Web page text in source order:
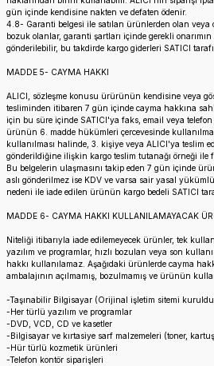
gün içinde kendisine nakten ve defaten ödenir.
4.8- Garanti belgesi ile satılan ürünlerden olan veya
bozuk olanlar, garanti şartları içinde gerekli onarımın
gönderilebilir, bu takdirde kargo giderleri SATICI
MADDE 5- CAYMA HAKKI
ALICI, sözleşme konusu ürürünün kendisine veya
tesliminden itibaren 7 gün içinde cayma hakkına
için bu süre içinde SATICI'ya faks, email veya
ürünün 6. madde hükümleri çercevesinde
kullanılması halinde, 3. kişiye veya ALICI'ya teslim
gönderildiğine ilişkin kargo teslim tutanağı örneği ile
Bu belgelerin ulaşmasını takip eden 7 gün içinde
aslı gönderilmez ise KDV ve varsa sair yasal
nedeni ile iade edilen ürünün kargo bedeli SATICI
MADDE 6- CAYMA HAKKI KULLANILAMAYACAK
Niteliği itibarıyla iade edilemeyecek ürünler, tek
yazılım ve programlar, hızlı bozulan veya son
hakkı kullanılamaz. Aşağıdaki ürünlerde cayma
ambalajının açılmamış, bozulmamış ve ürünün
-Taşınabilir Bilgisayar (Orijinal işletim sitemi
-Her türlü yazılım ve programlar
-DVD, VCD, CD ve kasetler
-Bilgisayar ve kırtasiye sarf malzemeleri (toner,
-Hür türlü kozmetik ürünleri
-Telefon kontör siparişleri